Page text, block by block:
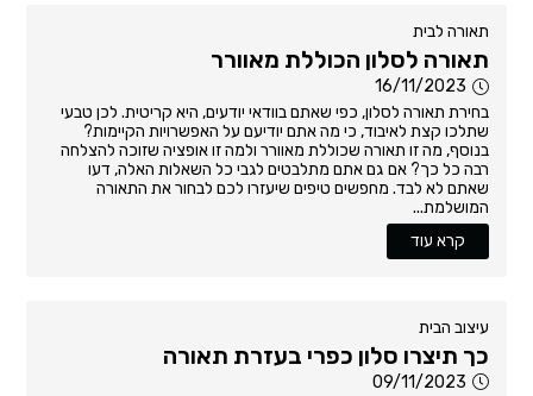
תאורה לבית
תאורה לסלון הכוללת מאוורר
16/11/2023
בחירת תאורה לסלון, כפי שאתם בוודאי יודעים, היא קריטית. לכן טבעי
שתלכו קצת לאיבוד, כי מה אתם יודיעם על האפשרויות הקיימות?
בנוסף, מה זו תאורה שכוללת מאוורר ולמה זו אופציה שזוכה להצלחה
רבה כל כך? אם גם אתם מתלבטים לגבי כל השאלות האלה, דעו
שאתם לא לבד. מחפשים טיפים שיעזרו לכם לבחור את התאורה
המושלמת...
קרא עוד
עיצוב הבית
כך תיצרו סלון כפרי בעזרת תאורה
09/11/2023